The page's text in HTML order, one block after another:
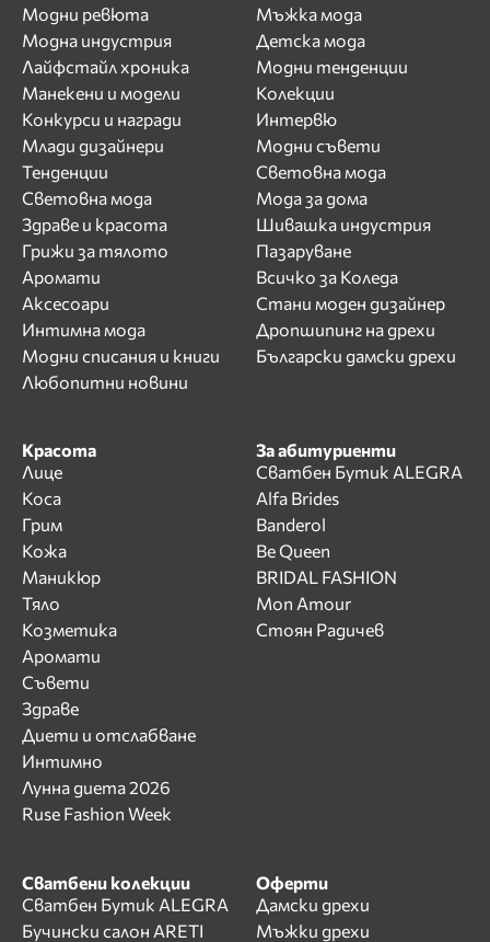
Модни ревюта
Модна индустрия
Лайфстайл хроника
Манекени и модели
Конкурси и награди
Млади дизайнери
Тенденции
Световна мода
Здраве и красота
Грижи за тялото
Аромати
Аксесоари
Интимна мода
Модни списания и книги
Любопитни новини
Мъжка мода
Детска мода
Модни тенденции
Колекции
Интервю
Модни съвети
Световна мода
Мода за дома
Шивашка индустрия
Пазаруване
Всичко за Коледа
Стани моден дизайнер
Дропшипинг на дрехи
Български дамски дрехи
Красота
Лице
Коса
Грим
Кожа
Маникюр
Тяло
Козметика
Аромати
Съвети
Здраве
Диети и отслабване
Интимно
Лунна диета 2026
Ruse Fashion Week
За абитуриенти
Сватбен Бутик ALEGRA
Alfa Brides
Banderol
Be Queen
BRIDAL FASHION
Mon Amour
Стоян Радичев
Сватбени колекции
Сватбен Бутик ALEGRA
Бучински салон ARETI
Оферти
Дамски дрехи
Мъжки дрехи